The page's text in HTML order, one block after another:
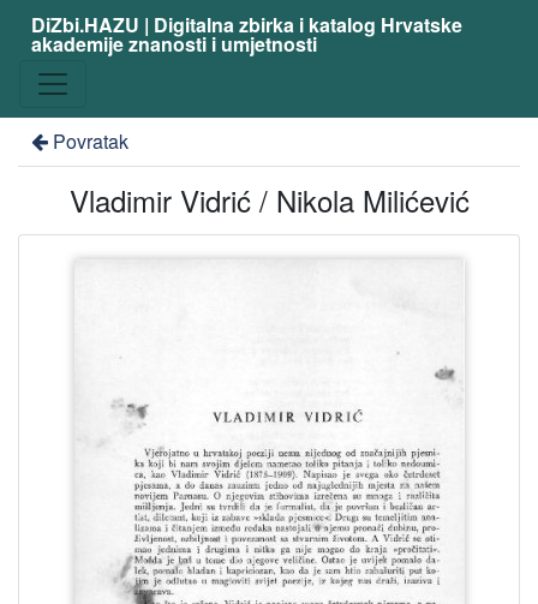
DiZbi.HAZU | Digitalna zbirka i katalog Hrvatske
akademije znanosti i umjetnosti
Povratak
Vladimir Vidrić / Nikola Milićević